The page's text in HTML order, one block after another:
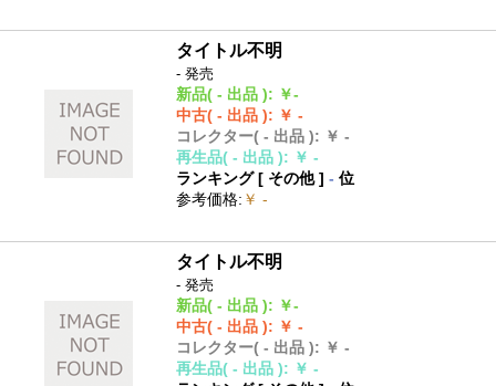
タイトル不明
- 発売
新品( - 出品 ): ￥-
中古( - 出品 ): ￥ -
コレクター( - 出品 ): ￥ -
再生品( - 出品 ): ￥ -
ランキング [ その他]- 位
参考価格: ￥ -
タイトル不明
- 発売
新品( - 出品 ): ￥-
中古( - 出品 ): ￥ -
コレクター( - 出品 ): ￥ -
再生品( - 出品 ): ￥ -